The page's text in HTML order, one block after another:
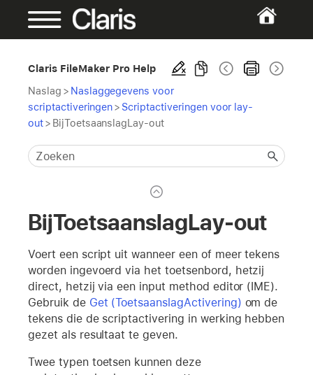
Claris FileMaker Pro Help
Naslag > Naslaggegevens voor
scriptactiveringen> Scriptactiveringen voor lay-
out> BijToetsaanslagLay-out
BijToetsaanslagLay-out
Voert een script uit wanneer een of meer tekens
worden ingevoerd via het toetsenbord, hetzij
direct, hetzij via een input method editor (IME).
Gebruik de Get (ToetsaanslagActivering) om de
tekens die de scriptactivering in werking hebben
gezet als resultaat te geven.
Twee typen toetsen kunnen deze